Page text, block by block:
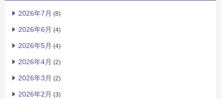
2026年7月 (8)
2026年6月 (4)
2026年5月 (4)
2026年4月 (2)
2026年3月 (2)
2026年2月 (3)